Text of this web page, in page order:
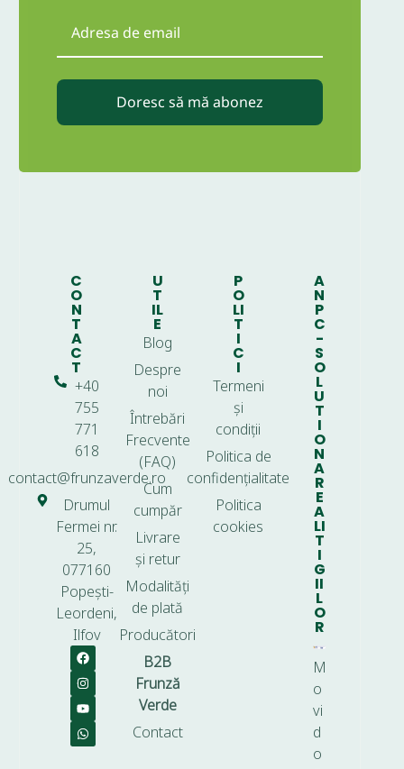
Doresc să mă abonez
C
O
N
T
A
C
T
+40
755
771
618
contact@frunzaverde.ro
Drumul
Fermei nr.
25,
077160
Popești-
Leordeni,
Ilfov
U
T
IL
E
Blog
Despre
noi
Întrebări
Frecvente
(FAQ)
Cum
cumpăr
Livrare
și retur
Modalități
de plată
Producători
B2B
Frunză
Verde
Contact
P
O
LI
T
I
C
I
Termeni
și
condiții
Politica de
confidențialitate
Politica
cookies
A
N
P
C
-
S
O
L
U
T
I
O
N
A
R
E
A
LI
T
I
G
II
L
O
R
M
o
vi
d
o